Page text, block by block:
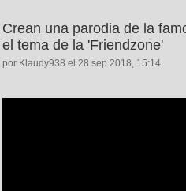
Crean una parodia de la
el tema de la 'Friendzone'
por Klaudy938 el 28 sep 2018, 15:14